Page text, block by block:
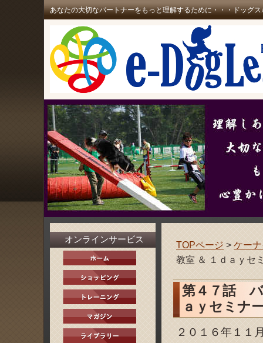
あなたの大切なパートナーをもっと理解するために・・・ドッグ
TOPページ > ケー
教室 ＆ １ｄａｙセ
第４７話 バ
ａｙセミナ
２０１６年１１
オンラインサービス